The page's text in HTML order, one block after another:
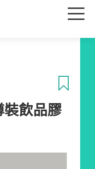
目
飲品膠